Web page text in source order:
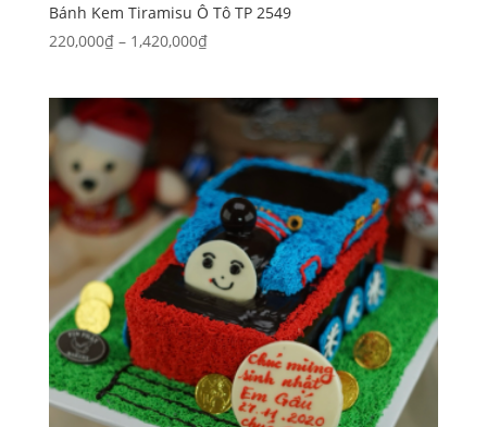
Bánh Kem Tiramisu Ô Tô TP 2549
220,000₫ – 1,420,000₫Khoảng
220,000₫
1,420,000₫